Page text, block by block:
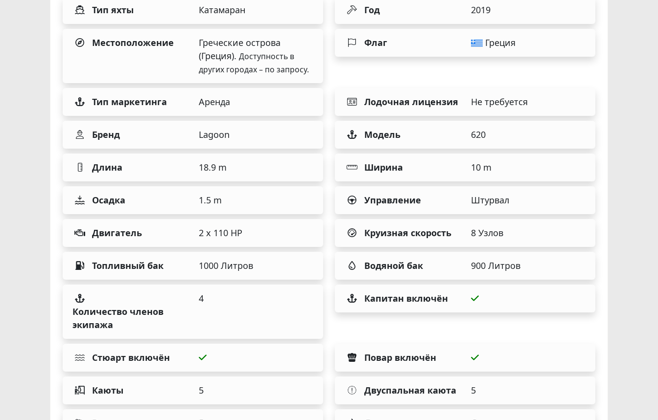
Тип яхты Катамаран Год 2019
Местоположение
Греческие острова
(Греция). Доступность в
других городах – по запросу.
Флаг Греция
Тип маркетинга Аренда Лодочная лицензия Не требуется
Бренд Lagoon Модель 620
Длина 18.9 m Ширина 10 m
Осадка 1.5 m Управление Штурвал
Двигатель 2 x 110 HP Круизная скорость 8 Узлов
Топливный бак 1000 Литров Водяной бак 900 Литров
Количество членов
экипажа
4 Капитан включён
Стюарт включён Повар включён
Каюты 5 Двуспальная каюта 5